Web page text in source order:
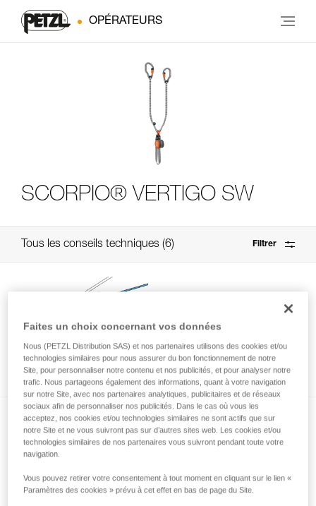
OPÉRATEURS
SCORPIO® VERTIGO SW
Tous les conseils techniques 6 Filtrer
Via ferrata avec un enfant
Le partner check en via ferrata
Faites un choix concernant vos données
Nous (PETZL Distribution SAS) et nos partenaires utilisons des cookies et/ou
technologies similaires pour nous assurer du bon fonctionnement de notre
Site, pour personnaliser notre contenu et nos publicités, et pour analyser notre
trafic. Nous partageons également des informations, quant à votre navigation
sur notre Site, avec nos partenaires analytiques, publicitaires et de réseaux
sociaux afin de personnaliser nos publicités. Dans le cas où vous les
acceptez, nos cookies et/ou technologies similaires ne sont actifs que sur
notre Site et ne vous suivront pas sur d’autres sites web. Les cookies et/ou
technologies similaires de nos partenaires vous suivront pendant toute votre
navigation.
Vous pouvez retirer votre consentement à tout moment en cliquant sur le lien «
Paramètres des cookies » prévu à cet effet en bas de page du Site.